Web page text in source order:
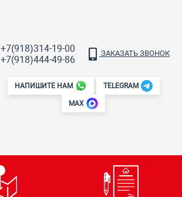
+7(918)314-19-00
+7(918)444-49-86
ЗАКАЗАТЬ ЗВОНОК
НАПИШИТЕ НАМ TELEGRAM
MAX